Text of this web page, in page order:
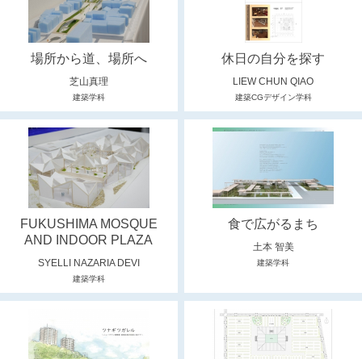
場所から道、場所へ
芝山真理
建築学科
休日の自分を探す
LIEW CHUN QIAO
建築CGデザイン学科
FUKUSHIMA MOSQUE
AND INDOOR PLAZA
SYELLI NAZARIA DEVI
建築学科
食で広がるまち
土本 智美
建築学科